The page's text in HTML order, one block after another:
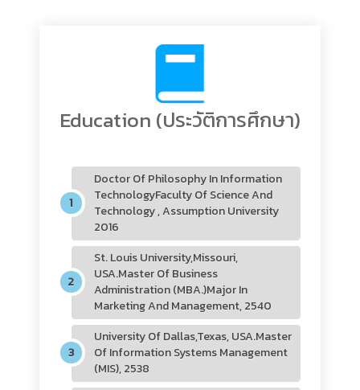
Education (ประวัติการศึกษา)
Doctor Of Philosophy In Information
TechnologyFaculty Of Science And
Technology , Assumption University
2016
St. Louis University,Missouri,
USA.Master Of Business
Administration (MBA.)Major In
Marketing And Management, 2540
University Of Dallas,Texas, USA.Master
Of Information Systems Management
(MIS), 2538